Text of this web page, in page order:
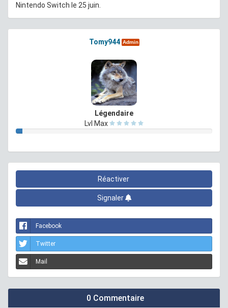
Nintendo Switch le 25 juin.
Tomy944 Admin
Légendaire
Lvl Max
Réactiver
Signaler
Facebook
Twitter
Mail
0 Commentaire